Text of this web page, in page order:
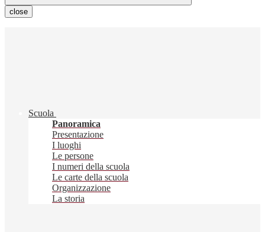
close
Scuola
Panoramica
Presentazione
I luoghi
Le persone
I numeri della scuola
Le carte della scuola
Organizzazione
La storia